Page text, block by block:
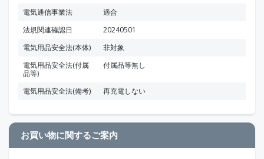
電気通信事業法
適合
法規関連確認日
20240501
電気用品安全法(本体)
非対象
電気用品安全法(付属
品等)
付属品等無し
電気用品安全法(備考) 再充電しない
お買い物に関するご案内